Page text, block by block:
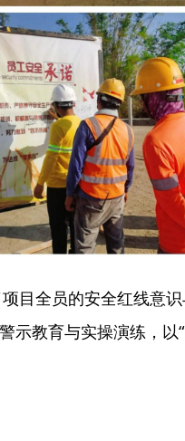
目全员的安全红线意
教育与实操演练，以